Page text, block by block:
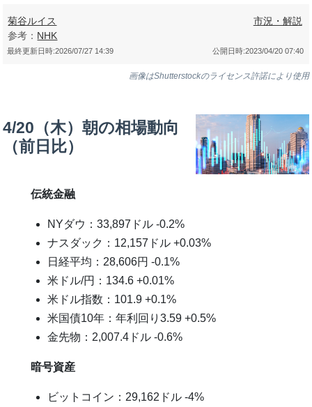
菊谷ルイス
参考： NHK
市況・解説
公開日時:2023/04/20 07:40
最終更新日時:2026/07/27 14:39
画像はShutterstockのライセンス許諾により使用
4/20（木）朝の相場動向
（前日比）
伝統金融
NYダウ：33,897ドル -0.2%
ナスダック：12,157ドル +0.03%
日経平均：28,606円 -0.1%
米ドル/円：134.6 +0.01%
米ドル指数：101.9 +0.1%
米国債10年：年利回り3.59 +0.5%
金先物：2,007.4ドル -0.6%
暗号資産
ビットコイン：29,162ドル -4%